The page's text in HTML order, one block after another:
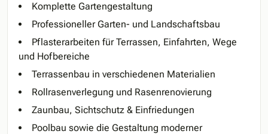
Komplette Gartengestaltung
Professioneller Garten- und Landschaftsbau
Pflasterarbeiten für Terrassen, Einfahrten, Wege
und Hofbereiche
Terrassenbau in verschiedenen Materialien
Rollrasenverlegung und Rasenrenovierung
Zaunbau, Sichtschutz & Einfriedungen
Poolbau sowie die Gestaltung moderner